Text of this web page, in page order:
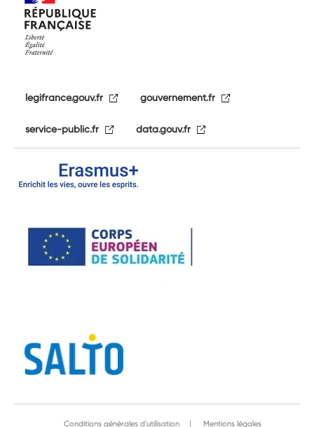
legifrance.gouv.fr gouvernement.fr
service-public.fr data.gouv.fr
Conditions générales d'utilisation Mentions légales